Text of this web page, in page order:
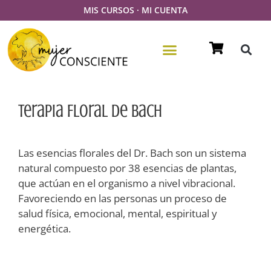
MIS CURSOS · MI CUENTA
Terapia Floral De Bach
Las esencias florales del Dr. Bach son un sistema
natural compuesto por 38 esencias de plantas,
que actúan en el organismo a nivel vibracional.
Favoreciendo en las personas un proceso de
salud física, emocional, mental, espiritual y
energética.